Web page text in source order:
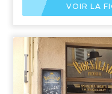
VOIR LA